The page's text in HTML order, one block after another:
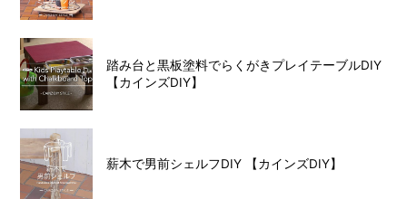
踏み台と黒板塗料でらくがきプレイテーブルDIY
【カインズDIY】
薪木で男前シェルフDIY 【カインズDIY】